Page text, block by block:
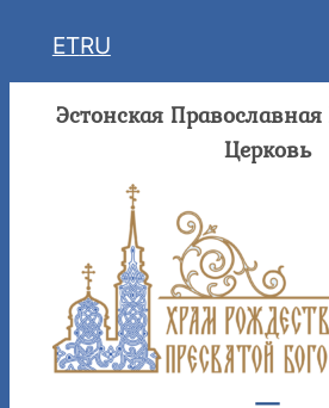
ETRU
Эстонская
Церковь